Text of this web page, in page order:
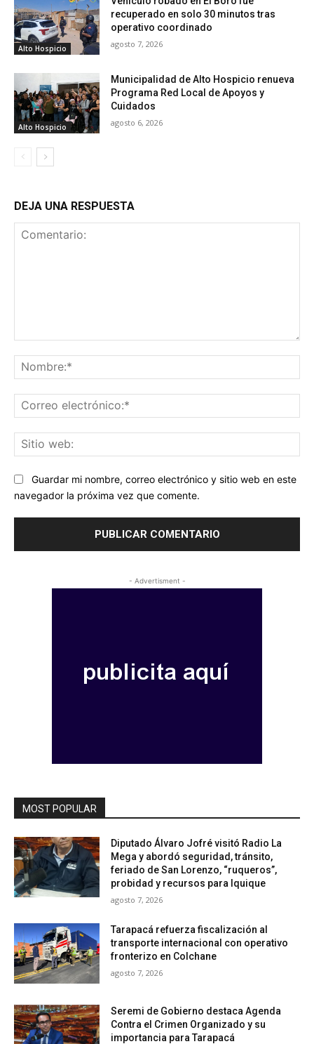
Alto Hospicio
recuperado en solo 30 minutos tras
operativo coordinado
agosto 7, 2026
Alto Hospicio
Municipalidad de Alto Hospicio renueva
Programa Red Local de Apoyos y
Cuidados
agosto 6, 2026
DEJA UNA RESPUESTA
Guardar mi nombre, correo electrónico y sitio web en este
navegador la próxima vez que comente.
- Advertisment -
MOST POPULAR
Diputado Álvaro Jofré visitó Radio La
Mega y abordó seguridad, tránsito,
feriado de San Lorenzo, “ruqueros”,
probidad y recursos para Iquique
agosto 7, 2026
Tarapacá refuerza fiscalización al
transporte internacional con operativo
fronterizo en Colchane
agosto 7, 2026
Seremi de Gobierno destaca Agenda
Contra el Crimen Organizado y su
importancia para Tarapacá